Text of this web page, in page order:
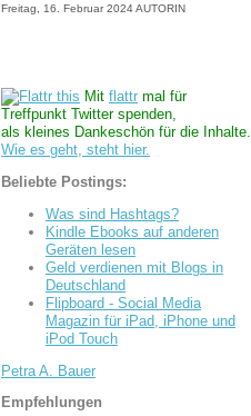
Freitag, 16. Februar 2024 AUTORIN
Mit flattr mal für
Treffpunkt Twitter spenden,
als kleines Dankeschön für die Inhalte.
Wie es geht, steht hier.
Beliebte Postings:
Was sind Hashtags?
Kindle Ebooks auf anderen
Geräten lesen
Geld verdienen mit Blogs in
Deutschland
Flipboard - Social Media
Magazin für iPad, iPhone und
iPod Touch
Petra A. Bauer
Empfehlungen